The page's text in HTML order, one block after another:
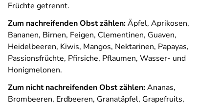
Früchte getrennt.
Zum nachreifenden Obst zählen:Äpfel, Aprikosen,
Bananen, Birnen, Feigen, Clementinen, Guaven,
Heidelbeeren, Kiwis, Mangos, Nektarinen, Papayas,
Passionsfrüchte, Pfirsiche, Pflaumen, Wasser- und
Honigmelonen.
Zum nicht nachreifenden Obst zählen:Ananas,
Brombeeren, Erdbeeren, Granatäpfel, Grapefruits,